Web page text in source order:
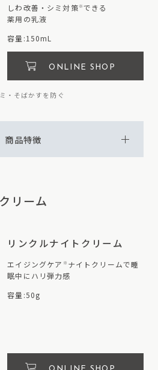
しわ改善・シミ対策 ※できる
薬用の乳液
容量:150mL
ONLINE SHOP
・そばかすを防ぐ
商品特徴
クリーム
リンクルナイトクリーム
エイジングケア ※ ナイトクリームで睡
眠中にハリ弾力感
容量:50g